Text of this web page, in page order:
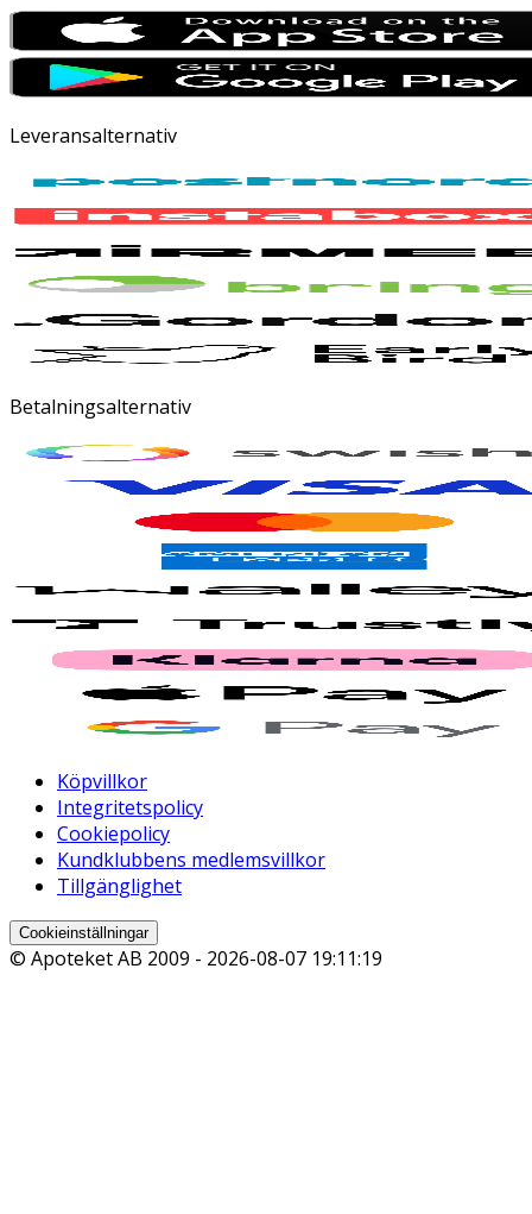
Leveransalternativ
Betalningsalternativ
Köpvillkor
Integritetspolicy
Cookiepolicy
Kundklubbens medlemsvillkor
Tillgänglighet
Cookieinställningar
© Apoteket AB 2009 - 2026-08-07 19:11:19